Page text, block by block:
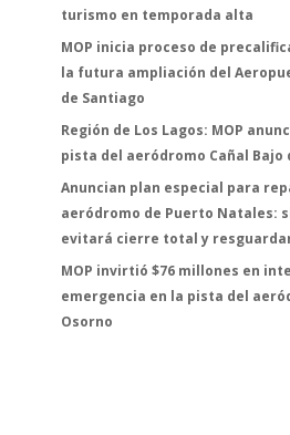
turismo en temporada alta
MOP inicia proceso de
la futura ampliación del
de Santiago
Región de Los Lagos: MOP
pista del aeródromo Cañal Bajo
Anuncian plan especial para
aeródromo de Puerto Natales:
evitará cierre total y
MOP invirtió $76 millones en
emergencia en la pista del
Osorno